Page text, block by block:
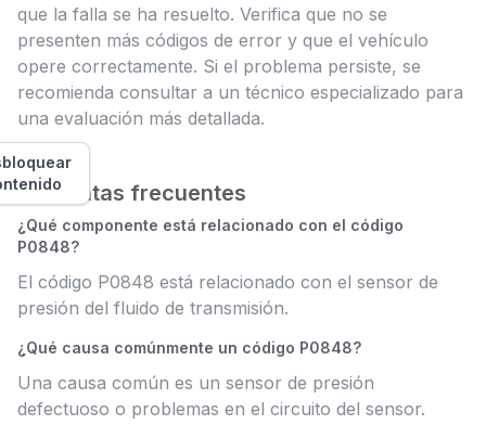
que la falla se ha resuelto. Verifica que no se
presenten más códigos de error y que el vehículo
opere correctamente. Si el problema persiste, se
recomienda consultar a un técnico especializado para
una evaluación más detallada.
Preguntas frecuentes
¿Qué componente está relacionado con el código
P0848?
El código P0848 está relacionado con el sensor de
presión del fluido de transmisión.
¿Qué causa comúnmente un código P0848?
Una causa común es un sensor de presión
defectuoso o problemas en el circuito del sensor.